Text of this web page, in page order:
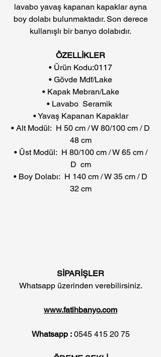
lavabo yavaş kapanan kapaklar ayna
boy dolabı bulunmaktadır. Son derece
kullanışlı bir banyo dolabıdır.
ÖZELLİKLER
• Ürün Kodu:0117
• Gövde Mdf/Lake
• Kapak Mebran/Lake
• Lavabo Seramik
• Yavaş Kapanan Kapaklar
• Alt Modül: H 50 cm / W 80/100 cm / D
48 cm
• Üst Modül: H 80/100 cm / W 65 cm /
D cm
• Boy Dolabı: H 140 cm / W 35 cm / D
32 cm
SİPARİŞLER
Whatsapp üzerinden verebilirsiniz.
www.fatihbanyo.com
Whatsapp : 0545 415 20 75